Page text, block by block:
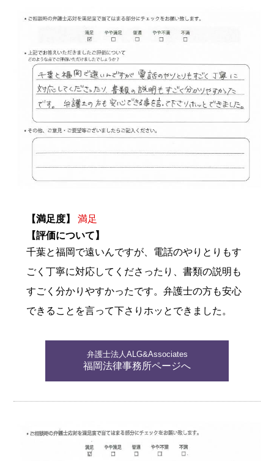
【満足度】
満足
【評価について】
千葉と福岡で遠いんですが、電話のやりとりもす
ごく丁寧に対応してくださったり、書類の説明も
すごく分かりやすかったです。弁護士の方も安心
できることを言って下さりホッとできました。
弁護士法人ALG&Associates
福岡法律事務所ページへ